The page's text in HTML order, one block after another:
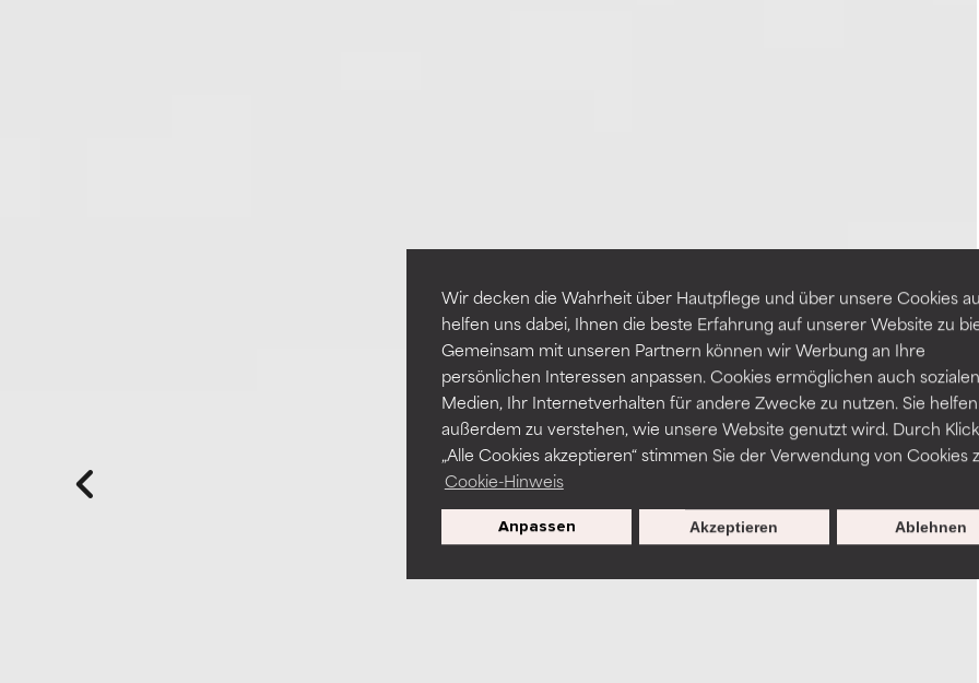
Wir decken die Wahrheit über Hautpflege und über unsere Cookies
helfen uns dabei, Ihnen die beste Erfahrung auf unserer Website zu
Gemeinsam mit unseren Partnern können wir Werbung an Ihre
persönlichen Interessen anpassen. Cookies ermöglichen auch sozialen
Medien, Ihr Internetverhalten für andere Zwecke zu nutzen. Sie
außerdem zu verstehen, wie unsere Website genutzt wird. Durch
„Alle Cookies akzeptieren“ stimmen Sie der Verwendung von Cookies
Cookie-Hinweis
Anpassen Ablehnen
Akzeptieren